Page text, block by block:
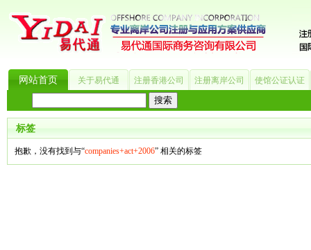
网站首页 关于易代通 注册香港公司 注册离岸公司 使馆公证认证
热门搜索：_? 美国公司 BVI公司 英国公司 银行开户 香港公司 商标注册
标签
抱歉，没有找到与“companies+act+2006” 相关的标签